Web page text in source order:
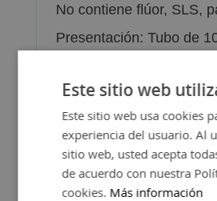
No contiene flúor, SLS,
Presentación: Tubo de
Más Información
Este sitio web
Este sitio web usa cookies
experiencia del usuario. Al
sitio web, usted acepta
de acuerdo con nuestra
cookies. Más información